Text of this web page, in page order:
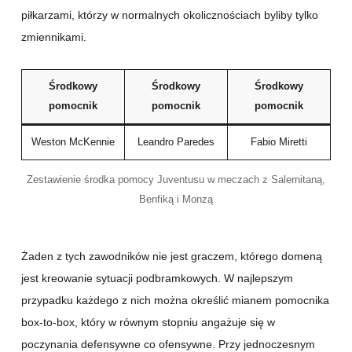
piłkarzami, którzy w normalnych okolicznościach byliby tylko
zmiennikami.
Środkowy
pomocnik
Środkowy
pomocnik
Środkowy
pomocnik
Weston McKennie Leandro Paredes Fabio Miretti
Zestawienie środka pomocy Juventusu w meczach z Salernitaną,
Benfiką i Monzą
Żaden z tych zawodników nie jest graczem, którego domeną
jest kreowanie sytuacji podbramkowych. W najlepszym
przypadku każdego z nich można określić mianem pomocnika
box-to-box, który w równym stopniu angażuje się w
poczynania defensywne co ofensywne. Przy jednoczesnym